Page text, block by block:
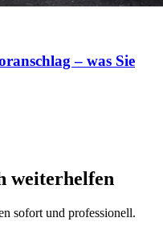
– was Sie
weiterhelfen
sofort und professionell.